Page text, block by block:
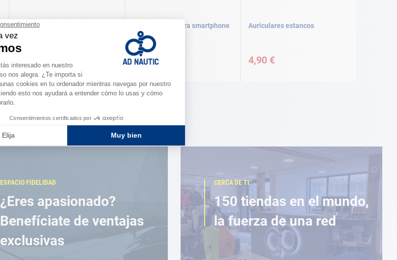
Soporte para tableta
RAILBLAZA
72,90 €
Kit de secado para smartphone
8,90 €
Auriculares estancos
4,90 €
ESPACIO FIDELIDAD
¿Eres apasionado?
Benefíciate de ventajas
exclusivas
CERCA DE TI
150 tiendas en el mundo,
la fuerza de una red